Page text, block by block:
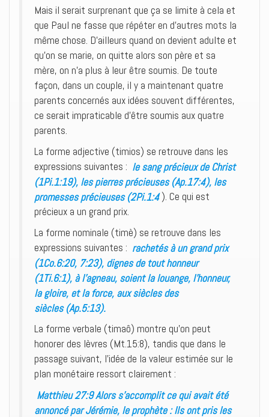
Mais il serait surprenant que ça se limite à cela et
que Paul ne fasse que répéter en d’autres mots la
même chose. D’ailleurs quand on devient adulte et
qu’on se marie, on quitte alors son père et sa
mère, on n’a plus à leur être soumis. De toute
façon, dans un couple, il y a maintenant quatre
parents concernés aux idées souvent différentes,
ce serait impraticable d’être soumis aux quatre
parents.
La forme adjective (timios) se retrouve dans les
expressions suivantes : le sang précieux de Christ
(1Pi.1:19), les pierres précieuses (Ap.17:4), les
promesses précieuses (2Pi.1:4). Ce qui est
précieux a un grand prix.
La forme nominale (timè) se retrouve dans les
expressions suivantes : rachetés à un grand prix
(1Co.6:20, 7:23), dignes de tout honneur
(1Ti.6:1), à l’agneau, soient la louange, l’honneur,
la gloire, et la force, aux siècles des
siècles (Ap.5:13).
La forme verbale (timaô) montre qu’on peut
honorer des lèvres (Mt.15:8), tandis que dans le
passage suivant, l’idée de la valeur estimée sur le
plan monétaire ressort clairement :
Matthieu 27:9 Alors s’accomplit ce qui avait été
annoncé par Jérémie, le prophète : Ils ont pris les